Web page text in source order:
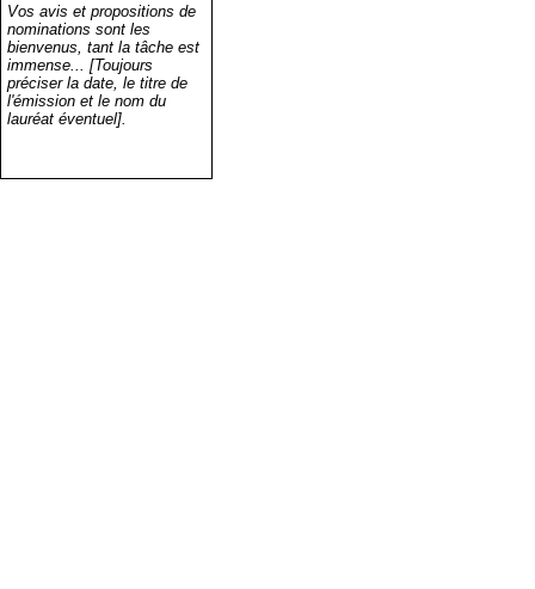
Vos avis et propositions de
nominations sont les
bienvenus, tant la tâche est
immense... [Toujours
préciser la date, le titre de
l'émission et le nom du
lauréat éventuel].